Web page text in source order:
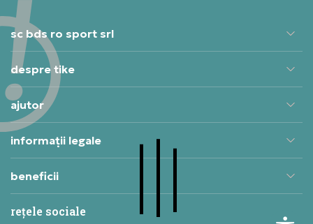
sc bds ro sport srl
despre tike
ajutor
informații legale
beneficii
rețele sociale